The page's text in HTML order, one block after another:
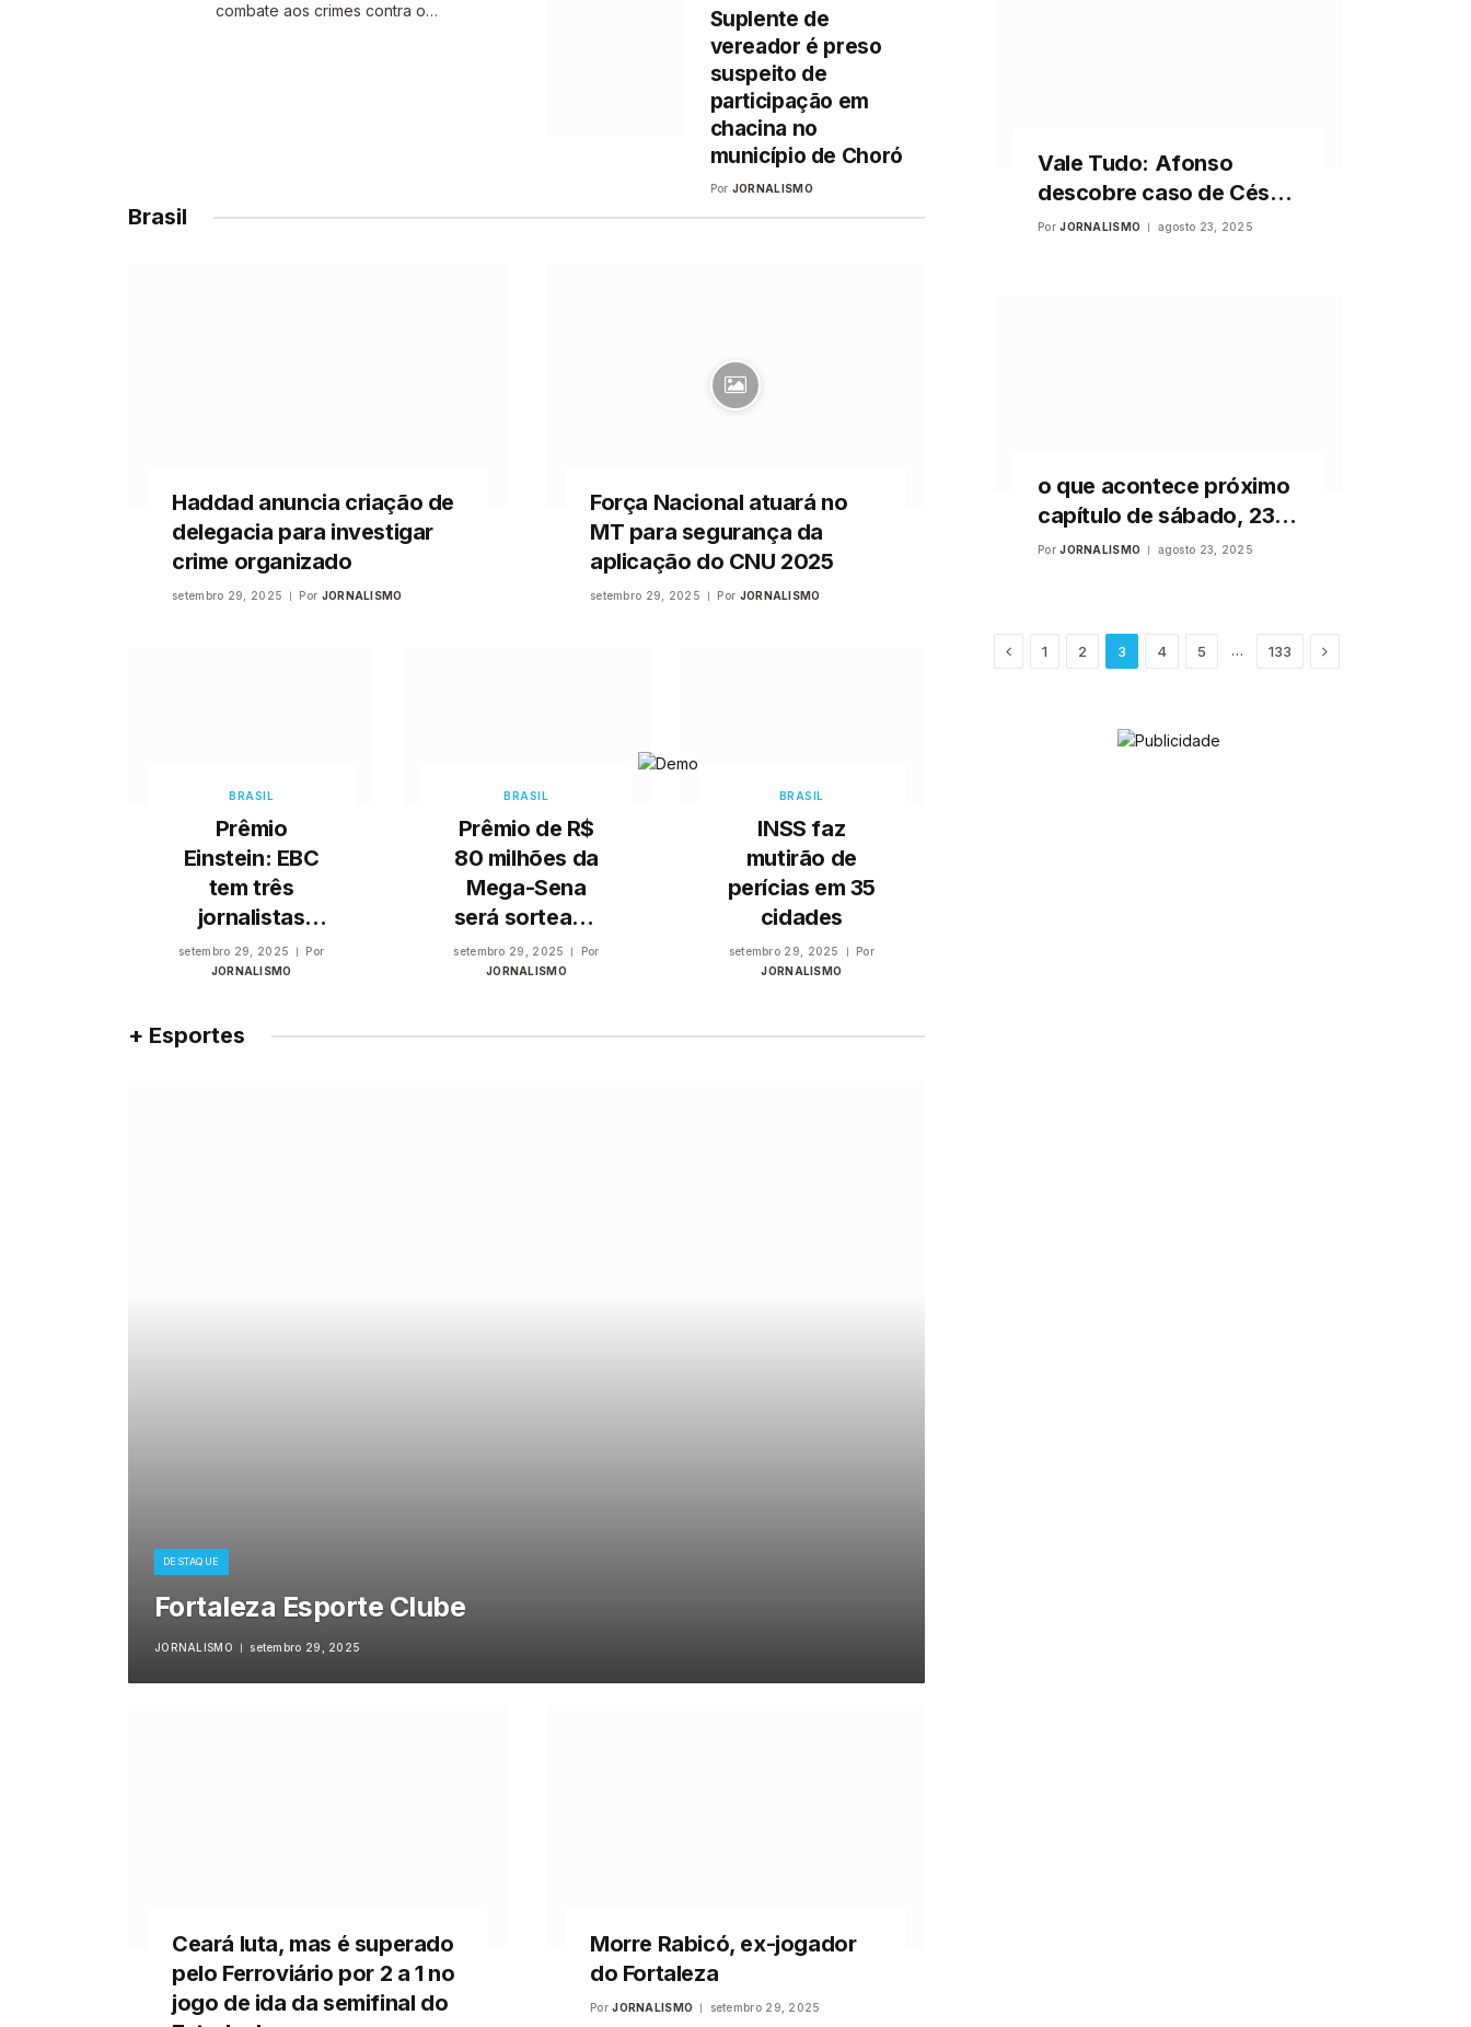
combate aos crimes contra o…
Suplente de
vereador é preso
suspeito de
participação em
chacina no
município de Choró
Por JORNALISMO
Brasil
Haddad anuncia criação de
delegacia para investigar
crime organizado
setembro 29, 2025 Por JORNALISMO
Força Nacional atuará no
MT para segurança da
aplicação do CNU 2025
setembro 29, 2025 Por JORNALISMO
BRASIL
Prêmio
Einstein: EBC
tem três
jornalistas
entre os 25
+Admirados
setembro 29, 2025
Por
JORNALISMO
BRASIL
Prêmio de R$
80 milhões da
Mega-Sena
será sorteado
neste sábado
setembro 29, 2025
Por
JORNALISMO
BRASIL
INSS faz
mutirão de
perícias em 35
cidades
setembro 29, 2025
Por
JORNALISMO
+ Esportes
DESTAQUE
Fortaleza Esporte Clube
JORNALISMO setembro 29, 2025
Ceará luta, mas é superado
pelo Ferroviário por 2 a 1 no
jogo de ida da semifinal do
Morre Rabicó, ex-jogador
do Fortaleza
Por JORNALISMO setembro 29, 2025
Vale Tudo: Afonso
descobre caso de César
com Odete e surta ao
Por JORNALISMO agosto 23, 2025
o que acontece próximo
capítulo de sábado, 23
de agosto de 2025
Por JORNALISMO agosto 23, 2025
Previous
1 2 3 4 5 … 133 Next